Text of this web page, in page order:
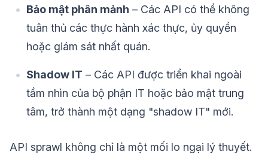
Bảo mật phân mảnh – Các API có thể không
tuân thủ các thực hành xác thực, ủy quyền
hoặc giám sát nhất quán.
Shadow IT – Các API được triển khai ngoài
tầm nhìn của bộ phận IT hoặc bảo mật trung
tâm, trở thành một dạng "shadow IT" mới.
API sprawl không chỉ là một mối lo ngại lý thuyết.